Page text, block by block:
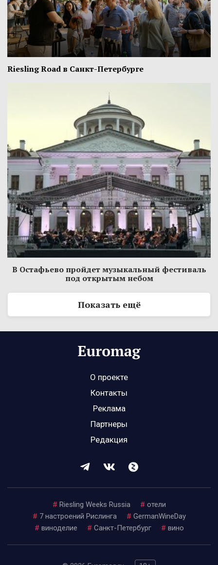
Riesling Road в Санкт-Петербурге
В Остафьево пройдет музыкальный фестиваль
под открытым небом
Показать ещё
О проекте
Контакты
Реклама
Партнеры
Редакция
# Riesling Weeks Russia # отели
# 7 настроений Рислинга # GermanWineDay
# виноделие # Санкт-Петербург # вино